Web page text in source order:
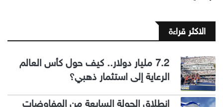
الاكثر قراءة
7.2 مليار دولار.. كيف حول كأس العالم
الرعاية إلى استثمار ذهبي؟
انطلاق الجولة السابعة من المفاوضات